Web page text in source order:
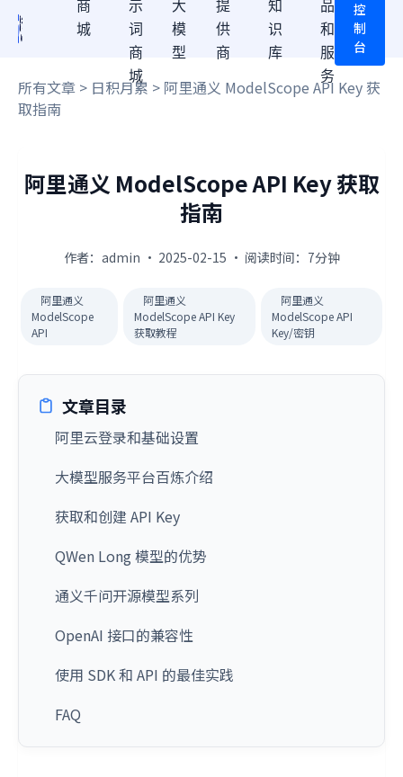
商
城
示
词
商
城
大
模
型
提
供
商
知
识
库
品
和
服
务
控
制
台
所有文章 > 日积月累 > 阿里通义 ModelScope API Key 获
取指南
阿里通义 ModelScope API Key 获取
指南
作者：admin · 2025-02-15 · 阅读时间：7分钟
阿里通义
ModelScope
API
阿里通义
ModelScope API Key
获取教程
阿里通义
ModelScope API
Key/密钥
文章目录
阿里云登录和基础设置
大模型服务平台百炼介绍
获取和创建 API Key
QWen Long 模型的优势
通义千问开源模型系列
OpenAI 接口的兼容性
使用 SDK 和 API 的最佳实践
FAQ